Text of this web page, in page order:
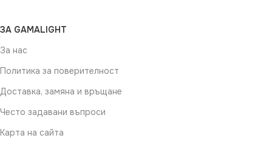
ЗА GAMALIGHT
За нас
Политика за поверителност
Доставка, замяна и връщане
Често задавани въпроси
Карта на сайта